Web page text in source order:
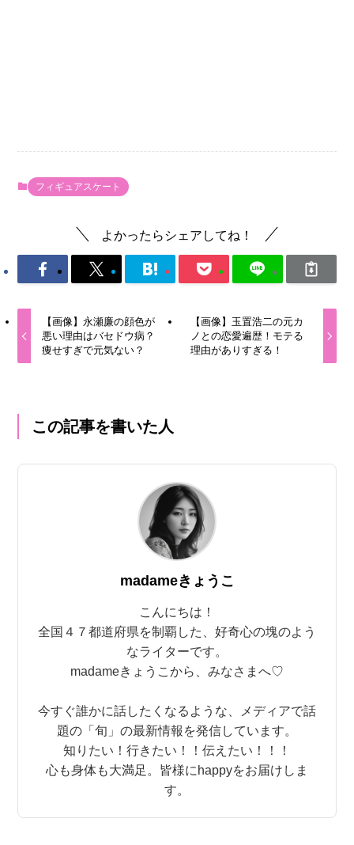
フィギュアスケート
よかったらシェアしてね！
【画像】永瀬廉の顔色が
悪い理由はバセドウ病？
痩せすぎで元気ない？
【画像】玉置浩二の元カ
ノとの恋愛遍歴！モテる
理由がありすぎる！
この記事を書いた人
madameきょうこ
こんにちは！
全国４７都道府県を制覇した、好奇心の塊のよう
なライターです。
madameきょうこから、みなさまへ♡
今すぐ誰かに話したくなるような、メディアで話
題の「旬」の最新情報を発信しています。
知りたい！行きたい！！伝えたい！！！
心も身体も大満足。皆様にhappyをお届けしま
す。